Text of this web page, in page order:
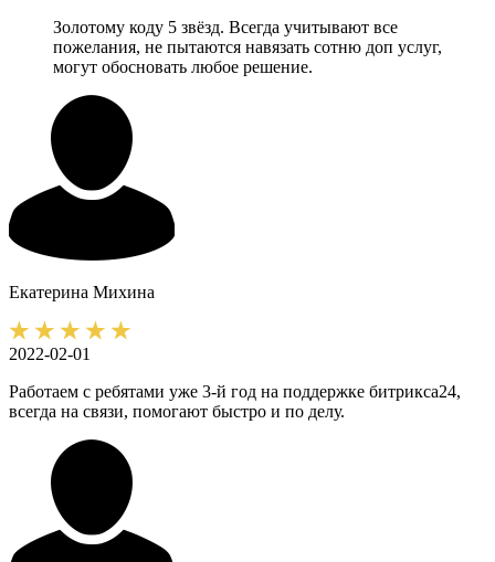
Золотому коду 5 звёзд. Всегда учитывают все
пожелания, не пытаются навязать сотню доп услуг,
могут обосновать любое решение.
Екатерина Михина
2022-02-01
Работаем с ребятами уже 3-й год на поддержке битрикса24,
всегда на связи, помогают быстро и по делу.